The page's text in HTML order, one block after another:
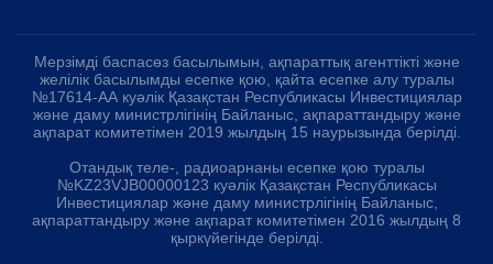
Мерзімді баспасөз басылымын, ақпараттық агенттікті және
желілік басылымды есепке қою, қайта есепке алу туралы
№17614-АА куәлік Қазақстан Республикасы Инвестициялар
және даму министрлігінің Байланыс, ақпараттандыру және
ақпарат комитетімен 2019 жылдың 15 наурызында берілді.
Отандық теле-, радиоарнаны есепке қою туралы
№KZ23VJB00000123 куәлік Қазақстан Республикасы
Инвестициялар және даму министрлігінің Байланыс,
ақпараттандыру және ақпарат комитетімен 2016 жылдың 8
қыркүйегінде берілді.